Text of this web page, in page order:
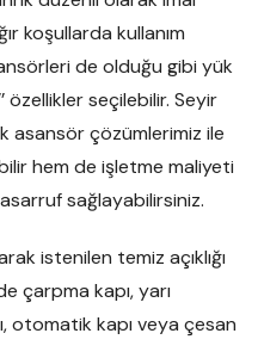
koşullarda kullanım
de olduğu gibi yük
özellikler seçilebilir. Seyir
asansör çözümlerimiz ile
hem de işletme maliyeti
sağlayabilirsiniz.
istenilen temiz açıklığı
çarpma kapı, yarı
otomatik kapı veya çesan